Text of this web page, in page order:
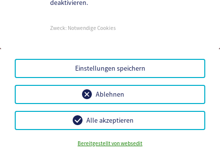
Kindergarten Haimburg
E-Mail:kg-haimburg@a1.net
Mehr...
Barrierefreiheit
Sitemap
Impressum
deaktivieren.
Zweck: Notwendige Cookies
Ablehnen
Einstellungen speichern
Alle akzeptieren
Bereitgestellt von websedit